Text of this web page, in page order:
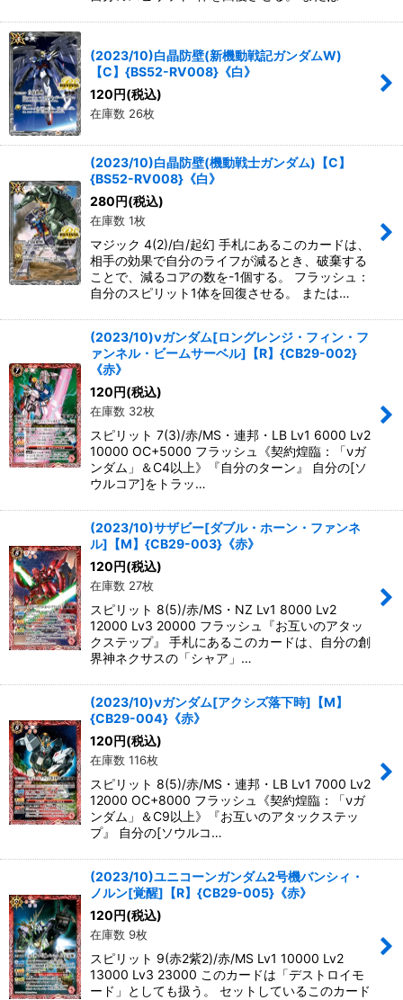
(2023/10)白晶防壁(新機動戦記ガンダムW)
【C】{BS52-RV008}《白》
120円(税込)
在庫数 26枚
(2023/10)白晶防壁(機動戦士ガンダム)【C】
{BS52-RV008}《白》
280円(税込)
在庫数 1枚
マジック 4(2)/白/起幻 手札にあるこのカードは、
相手の効果で自分のライフが減るとき、破棄する
ことで、減るコアの数を-1個する。 フラッシュ：
自分のスピリット1体を回復させる。 または…
(2023/10)νガンダム[ロングレンジ・フィン・フ
ァンネル・ビームサーベル]【R】{CB29-002}
《赤》
120円(税込)
在庫数 32枚
スピリット 7(3)/赤/MS・連邦・LB Lv1 6000 Lv2
10000 OC+5000 フラッシュ《契約煌臨：「νガ
ンダム」＆C4以上》『自分のターン』 自分の[ソ
ウルコア]をトラッ…
(2023/10)サザビー[ダブル・ホーン・ファンネ
ル]【M】{CB29-003}《赤》
120円(税込)
在庫数 27枚
スピリット 8(5)/赤/MS・NZ Lv1 8000 Lv2
12000 Lv3 20000 フラッシュ『お互いのアタッ
クステップ』 手札にあるこのカードは、自分の創
界神ネクサスの「シャア」…
(2023/10)νガンダム[アクシズ落下時]【M】
{CB29-004}《赤》
120円(税込)
在庫数 116枚
スピリット 8(5)/赤/MS・連邦・LB Lv1 7000 Lv2
12000 OC+8000 フラッシュ《契約煌臨：「νガ
ンダム」＆C9以上》『お互いのアタックステッ
プ』 自分の[ソウルコ…
(2023/10)ユニコーンガンダム2号機バンシィ・
ノルン[覚醒]【R】{CB29-005}《赤》
120円(税込)
在庫数 9枚
スピリット 9(赤2紫2)/赤/MS Lv1 10000 Lv2
13000 Lv3 23000 このカードは「デストロイモ
ード」としても扱う。 セットしているこのカード